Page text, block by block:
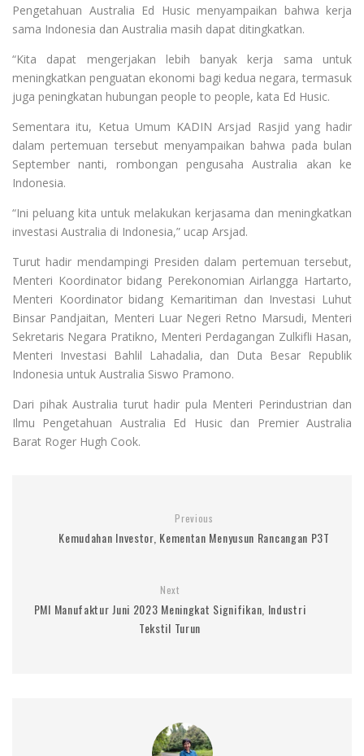
Pengetahuan Australia Ed Husic menyampaikan bahwa kerja
sama Indonesia dan Australia masih dapat ditingkatkan.
“Kita dapat mengerjakan lebih banyak kerja sama untuk
meningkatkan penguatan ekonomi bagi kedua negara, termasuk
juga peningkatan hubungan people to people, kata Ed Husic.
Sementara itu, Ketua Umum KADIN Arsjad Rasjid yang hadir
dalam pertemuan tersebut menyampaikan bahwa pada bulan
September nanti, rombongan pengusaha Australia akan ke
Indonesia.
“Ini peluang kita untuk melakukan kerjasama dan meningkatkan
investasi Australia di Indonesia,” ucap Arsjad.
Turut hadir mendampingi Presiden dalam pertemuan tersebut,
Menteri Koordinator bidang Perekonomian Airlangga Hartarto,
Menteri Koordinator bidang Kemaritiman dan Investasi Luhut
Binsar Pandjaitan, Menteri Luar Negeri Retno Marsudi, Menteri
Sekretaris Negara Pratikno, Menteri Perdagangan Zulkifli Hasan,
Menteri Investasi Bahlil Lahadalia, dan Duta Besar Republik
Indonesia untuk Australia Siswo Pramono.
Dari pihak Australia turut hadir pula Menteri Perindustrian dan
Ilmu Pengetahuan Australia Ed Husic dan Premier Australia
Barat Roger Hugh Cook.
Previous
Kemudahan Investor, Kementan Menyusun Rancangan P3T
Next
PMI Manufaktur Juni 2023 Meningkat Signifikan, Industri
Tekstil Turun